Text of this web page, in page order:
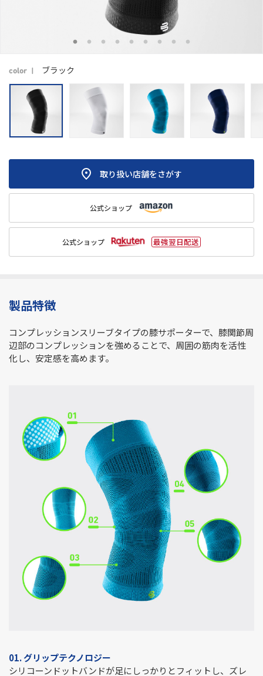
color ブラック
取り扱い店舗をさがす
公式ショップ
公式ショップ
製品特徴
コンプレッションスリーブタイプの膝サポーターで、膝関節周
辺部のコンプレッションを強めることで、周囲の筋肉を活性
化し、安定感を高めます。
01. グリップテクノロジー
シリコーンドットバンドが足にしっかりとフィットし、ズレ